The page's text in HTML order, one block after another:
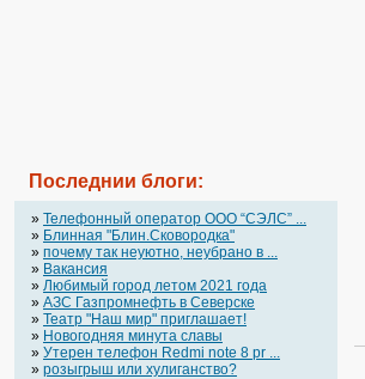
Последнии блоги:
» Телефонный оператор OOO “СЭЛС” ...
» Блинная "Блин.Сковородка"
» почему так неуютно, неубрано в ...
» Вакансия
» Любимый город летом 2021 года
» АЗС Газпромнефть в Северске
» Театр "Наш мир" приглашает!
» Новогодняя минута славы
» Утерен телефон Redmi note 8 pr ...
» розыгрыш или хулиганство?